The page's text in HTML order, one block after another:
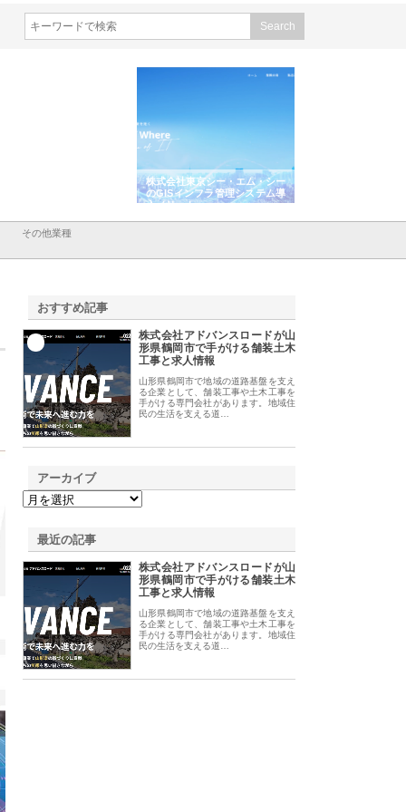
株式会社東京シー・エム・シー
のGISインフラ管理システム導
入メリット
その他業種
おすすめ記事
株式会社アドバンスロードが山
形県鶴岡市で手がける舗装土木
工事と求人情報
山形県鶴岡市で地域の道路基盤を支え
る企業として、舗装工事や土木工事を
手がける専門会社があります。地域住
民の生活を支える道…
アーカイブ
最近の記事
株式会社アドバンスロードが山
形県鶴岡市で手がける舗装土木
工事と求人情報
山形県鶴岡市で地域の道路基盤を支え
る企業として、舗装工事や土木工事を
手がける専門会社があります。地域住
民の生活を支える道…